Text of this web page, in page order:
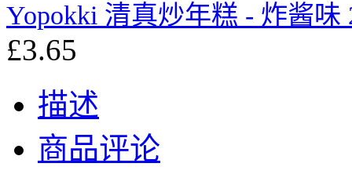
Yopokki 清真炒年糕 - 炸酱味
£3.65
描述
商品评论